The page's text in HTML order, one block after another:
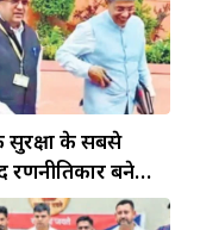
के सबसे
रणनीतिकार बने
मोहन